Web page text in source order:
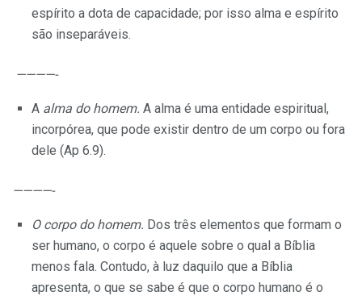
espírito a dota de capacidade; por isso alma e espí­rito
são inseparáveis.
————-
A alma do homem. A alma é uma entidade espiritual,
incorpórea, que pode existir dentro de um corpo ou fora
dele (Ap 6.9).
————-
O corpo do homem. Dos três elementos que formam o
ser huma­no, o corpo é aquele sobre o qual a Bíblia
menos fala. Contudo, à luz daquilo que a Bíblia
apresenta, o que se sabe é que o corpo humano é o